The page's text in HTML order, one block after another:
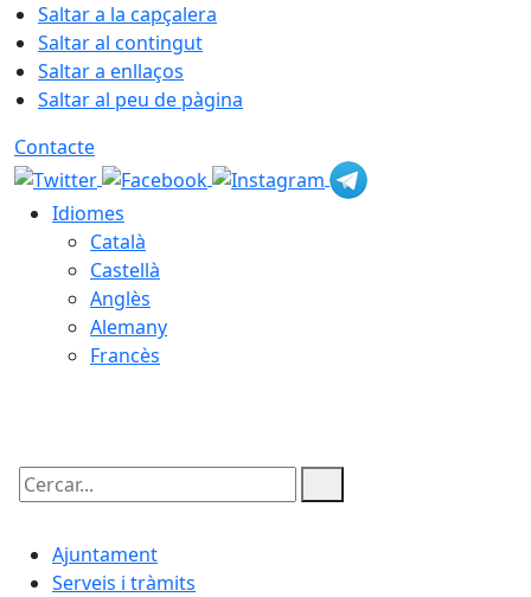
Saltar a la capçalera
Saltar al contingut
Saltar a enllaços
Saltar al peu de pàgina
Contacte
Idiomes
Català
Castellà
Anglès
Alemany
Francès
Cercar:
Ajuntament
Serveis i tràmits